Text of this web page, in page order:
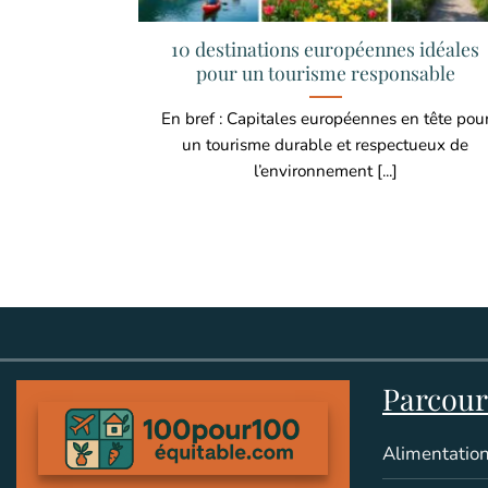
10 destinations européennes idéales
pour un tourisme responsable
En bref : Capitales européennes en tête
un tourisme durable et respectueux de
l’environnement [...]